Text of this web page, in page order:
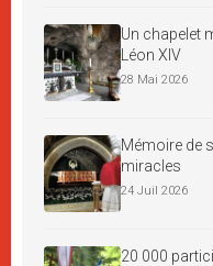
Un chapelet
Léon XIV
28 Mai 2026
Mémoire de
miracles
24 Juil 2026
20 000